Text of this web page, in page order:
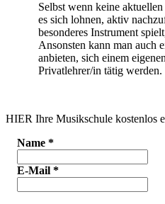
Selbst wenn keine
es sich lohnen, aktiv
besonderes Instrument
Ansonsten kann man auch
anbieten, sich einem
Privatlehrer/in tätig werden.
HIER Ihre Musikschule kostenlos
Name *
E-Mail *